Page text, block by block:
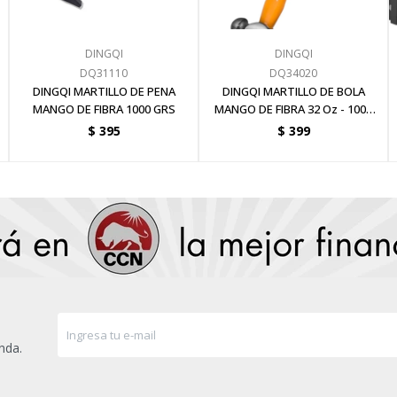
DINGQI
DQ31110
DINGQI MARTILLO DE PENA
MANGO DE FIBRA 1000 GRS
$ 395
DINGQI
DQ34020
DINGQI MARTILLO DE BOLA
MANGO DE FIBRA 32 Oz - 1000
GRS
$ 399